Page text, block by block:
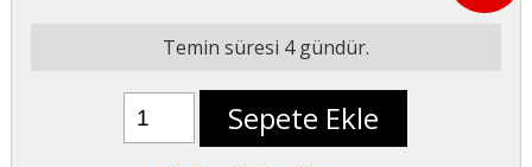
Temin süresi 4 gündür.
Sepete Ekle